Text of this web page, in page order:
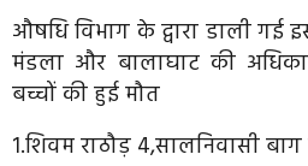
औषधि विभाग के द्वारा डाली गई
मंडला और बालाघाट की
बच्चों की हुई मौत
1.शिवम राठौड़ 4,सालनिवासी